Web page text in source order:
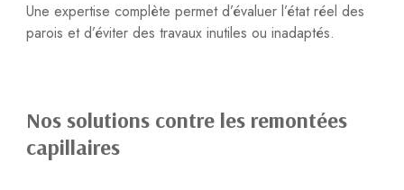
Une expertise complète permet d’évaluer l’état réel des
parois et d’éviter des travaux inutiles ou inadaptés.
Nos solutions contre les remontées
capillaires